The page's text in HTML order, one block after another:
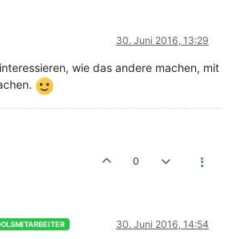
30. Juni 2016, 13:29
wie das andere machen, mit
0
30. Juni 2016, 14:54